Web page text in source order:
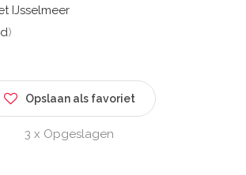
IJsselmeer
)
Opslaan als favoriet
3 x Opgeslagen